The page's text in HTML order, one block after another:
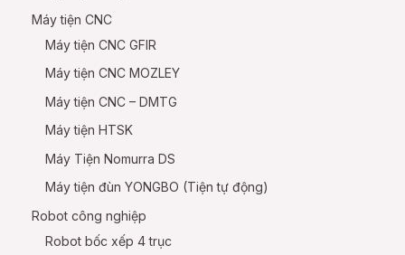
Máy tiện CNC
Máy tiện CNC GFIR
Máy tiện CNC MOZLEY
Máy tiện CNC – DMTG
Máy tiện HTSK
Máy Tiện Nomurra DS
Máy tiện đùn YONGBO (Tiện tự động)
Robot công nghiệp
Robot bốc xếp 4 trục